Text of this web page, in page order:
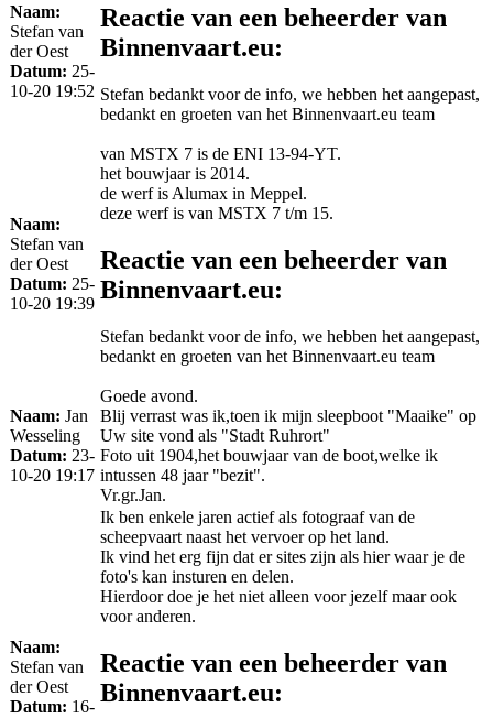
Naam:
Stefan van
der Oest
Datum: 25-
10-20 19:52
Reactie van een beheerder van
Binnenvaart.eu:
Stefan bedankt voor de info, we hebben het aangepast,
bedankt en groeten van het Binnenvaart.eu team
Naam:
Stefan van
der Oest
Datum: 25-
10-20 19:39
van MSTX 7 is de ENI 13-94-YT.
het bouwjaar is 2014.
de werf is Alumax in Meppel.
deze werf is van MSTX 7 t/m 15.
Reactie van een beheerder van
Binnenvaart.eu:
Stefan bedankt voor de info, we hebben het aangepast,
bedankt en groeten van het Binnenvaart.eu team
Naam: Jan
Wesseling
Datum: 23-
10-20 19:17
Goede avond.
Blij verrast was ik,toen ik mijn sleepboot "Maaike" op
Uw site vond als "Stadt Ruhrort"
Foto uit 1904,het bouwjaar van de boot,welke ik
intussen 48 jaar "bezit".
Vr.gr.Jan.
Naam:
Stefan van
der Oest
Datum: 16-
Ik ben enkele jaren actief als fotograaf van de
scheepvaart naast het vervoer op het land.
Ik vind het erg fijn dat er sites zijn als hier waar je de
foto's kan insturen en delen.
Hierdoor doe je het niet alleen voor jezelf maar ook
voor anderen.
Reactie van een beheerder van
Binnenvaart.eu: